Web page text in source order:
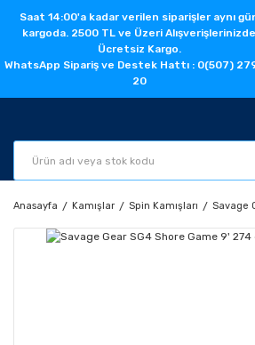
Saat 14:00'a kadar verilen siparişler aynı
kargoda. 2500 TL ve Üzeri Alışverişlerinizde
Ücretsiz Kargo.
WhatsApp Sipariş ve Destek Hattı : 0(507)
20
Anasayfa Kamışlar Spin Kamışları Savage